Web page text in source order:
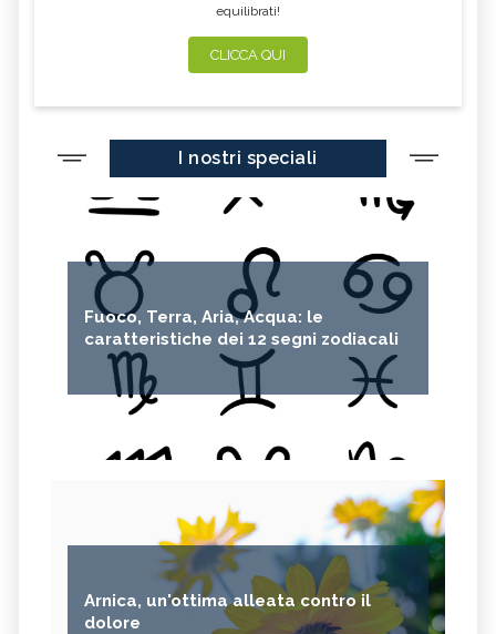
equilibrati!
CLICCA QUI
I nostri speciali
Fuoco, Terra, Aria, Acqua: le
caratteristiche dei 12 segni zodiacali
Arnica, un'ottima alleata contro il
dolore